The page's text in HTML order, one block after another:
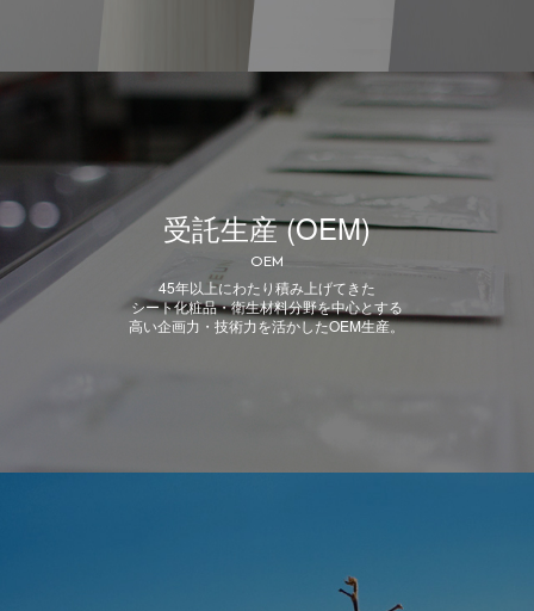
受託生産 (OEM)
OEM
45年以上にわたり積み上げてきた
シート化粧品・衛生材料分野を中心とする
高い企画力・技術力を活かしたOEM生産。